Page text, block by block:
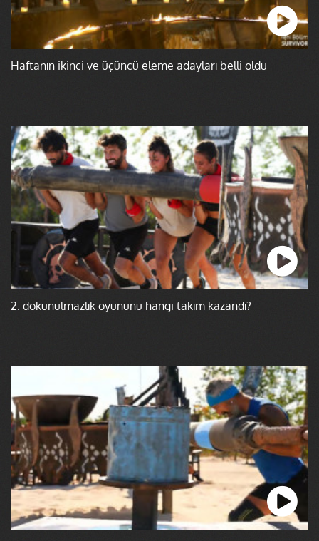
Haftanın ikinci ve üçüncü eleme adayları belli oldu
2. dokunulmazlık oyununu hangi takım kazandı?